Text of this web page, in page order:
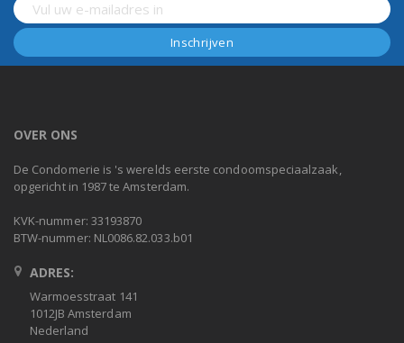
OVER ONS
De Condomerie is 's werelds eerste condoomspeciaalzaak,
opgericht in 1987 te Amsterdam.
KVK-nummer: 33193870
BTW-nummer: NL0086.82.033.b01
ADRES:
Warmoesstraat 141
1012JB Amsterdam
Nederland